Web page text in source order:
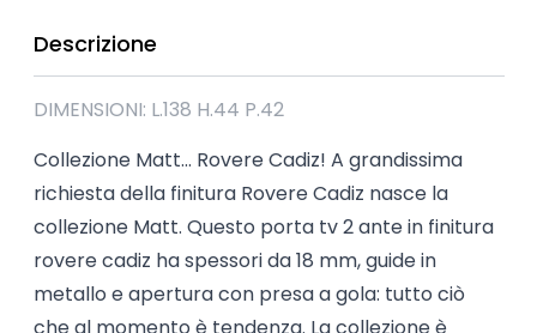
Descrizione
DIMENSIONI: L.138 H.44 P.42
Collezione Matt... Rovere Cadiz! A grandissima
richiesta della finitura Rovere Cadiz nasce la
collezione Matt. Questo porta tv 2 ante in finitura
rovere cadiz ha spessori da 18 mm, guide in
metallo e apertura con presa a gola: tutto ciò
che al momento è tendenza. La collezione è